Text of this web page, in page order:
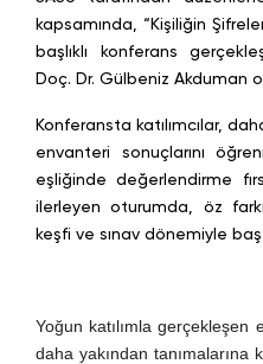
kapsamında, “Kişiliğin
başlıklı konferans
Doç. Dr. Gülbeniz Akduman
Konferansta katılımcılar,
envanteri sonuçlarını
eşliğinde değerlendirme
ilerleyen oturumda, öz
keşfi ve sınav dönemiyle baş
Yoğun katılımla gerçekleşen
daha yakından tanımalarına